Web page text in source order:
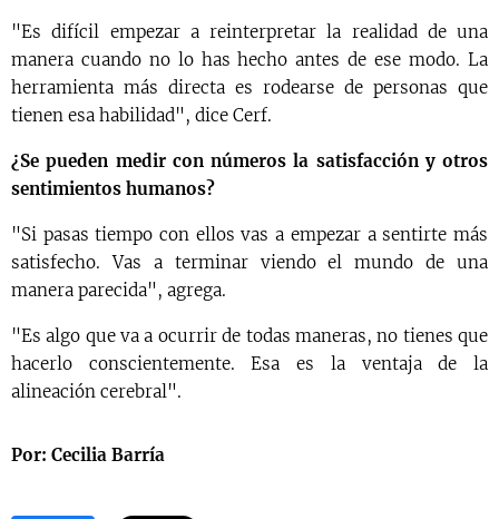
"Es difícil empezar a reinterpretar la realidad de una
manera cuando no lo has hecho antes de ese modo. La
herramienta más directa es rodearse de personas que
tienen esa habilidad", dice Cerf.
¿Se pueden medir con números la satisfacción y otros
sentimientos humanos?
"Si pasas tiempo con ellos vas a empezar a sentirte más
satisfecho. Vas a terminar viendo el mundo de una
manera parecida", agrega.
"Es algo que va a ocurrir de todas maneras, no tienes que
hacerlo conscientemente. Esa es la ventaja de la
alineación cerebral".
Por: Cecilia Barría